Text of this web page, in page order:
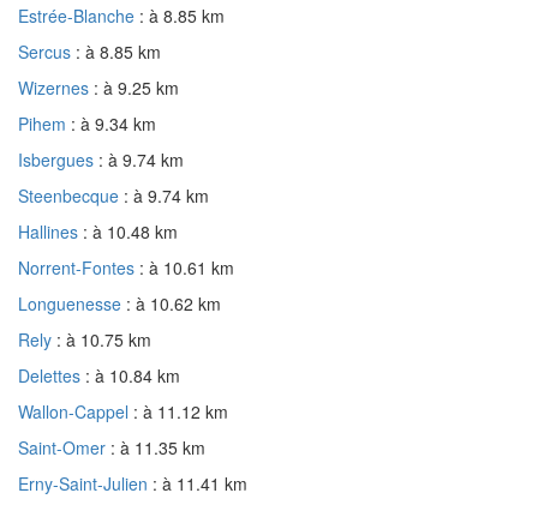
Estrée-Blanche : à 8.85 km
Sercus : à 8.85 km
Wizernes : à 9.25 km
Pihem : à 9.34 km
Isbergues : à 9.74 km
Steenbecque : à 9.74 km
Hallines : à 10.48 km
Norrent-Fontes : à 10.61 km
Longuenesse : à 10.62 km
Rely : à 10.75 km
Delettes : à 10.84 km
Wallon-Cappel : à 11.12 km
Saint-Omer : à 11.35 km
Erny-Saint-Julien : à 11.41 km